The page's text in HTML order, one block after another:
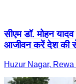
सीएम डॉ. मोहन
आजीवन करें देश की
Huzur Nagar,